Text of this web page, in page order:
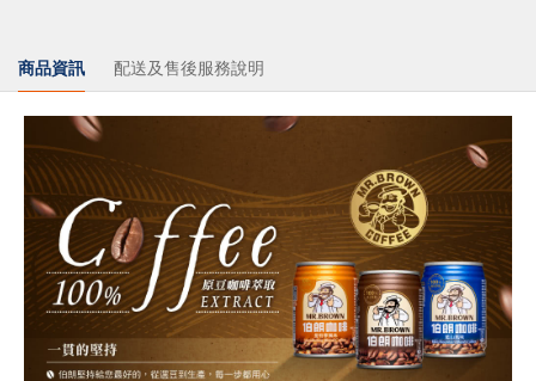
商品資訊 配送及售後服務說明